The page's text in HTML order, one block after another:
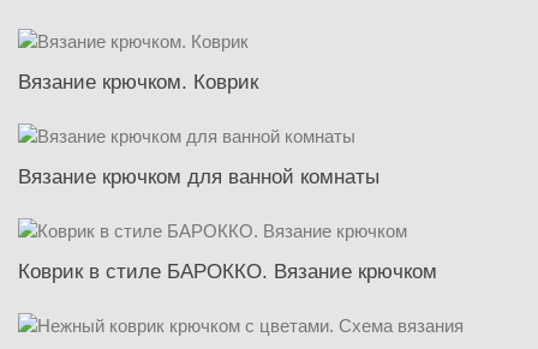
Вязание крючком. Коврик
Вязание крючком для ванной комнаты
Коврик в стиле БАРОККО. Вязание крючком